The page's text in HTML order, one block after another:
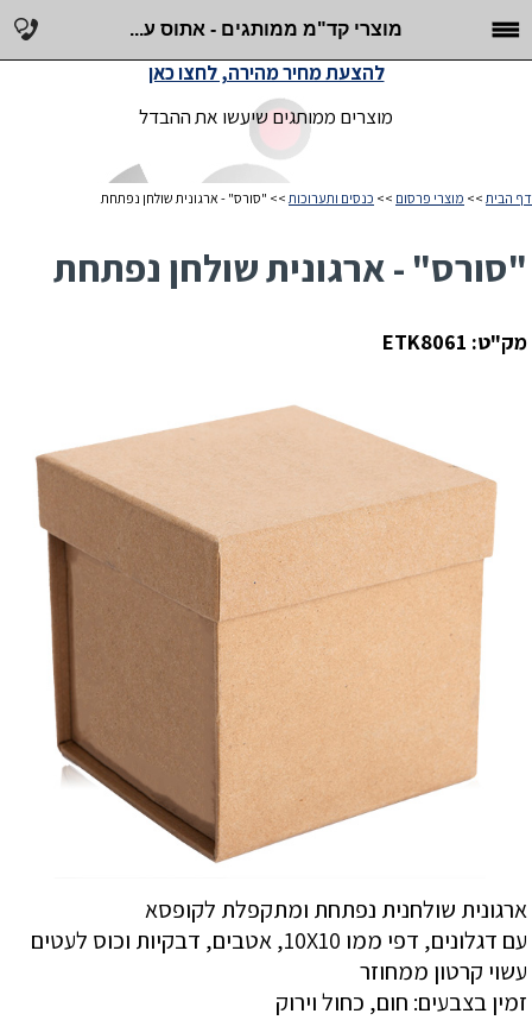
מוצרי קד"מ ממותגים - אתוס ע...
מוצרים ממותגים שיעשו את ההבדל
להצעת מחיר מהירה, לחצו כאן
דף הבית >> מוצרי פרסום >> כנסים ותערוכות >> "סורס" - ארגונית שולחן נפתחת
"סורס" - ארגונית שולחן נפתחת
מק"ט: ETK8061
ארגונית שולחנית נפתחת ומתקפלת לקופסא
עם דגלונים, דפי ממו 10X10, אטבים, דבקיות וכוס לעטים
עשוי קרטון ממחוזר
זמין בצבעים: חום, כחול וירוק